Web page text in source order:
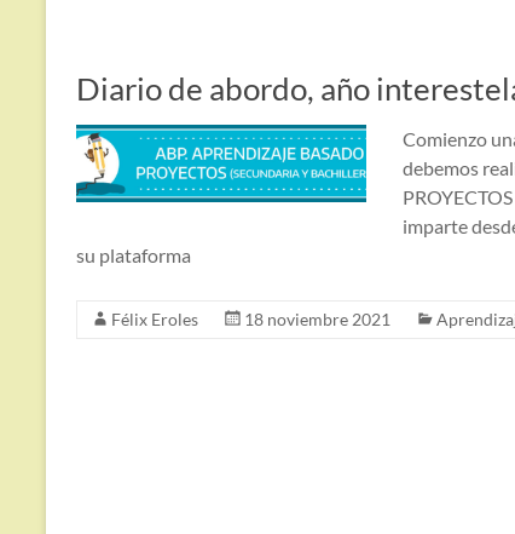
Diario de abordo, año
Comienzo
debemos
imparte
su plataforma
Félix Eroles 18 noviembre 2021